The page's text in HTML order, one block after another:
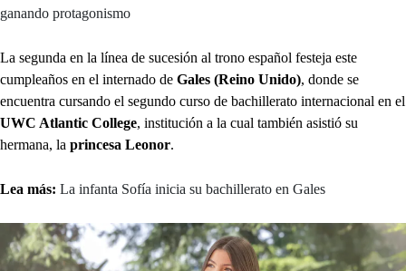
ganando protagonismo
La segunda en la línea de sucesión al trono español festeja este
cumpleaños en el internado de Gales (Reino Unido), donde se
encuentra cursando el segundo curso de bachillerato internacional en el
UWC Atlantic College, institución a la cual también asistió su
hermana, la princesa Leonor.
Lea más: La infanta Sofía inicia su bachillerato en Gales